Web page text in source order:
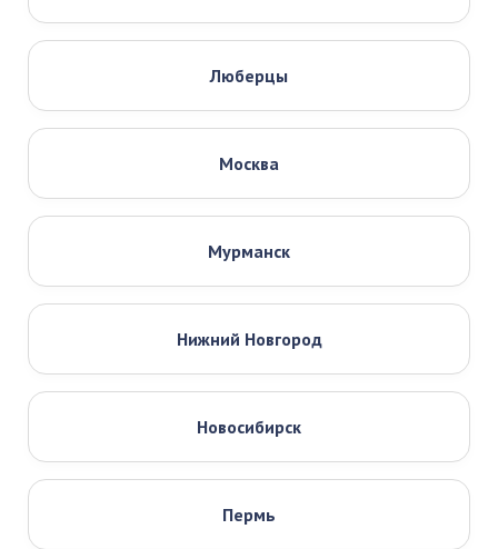
Люберцы
Москва
Мурманск
Нижний Новгород
Новосибирск
Пермь